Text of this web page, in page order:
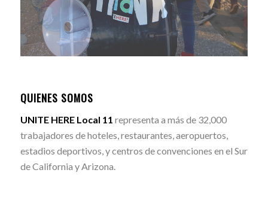
QUIENES SOMOS
UNITE HERE Local 11 representa a más de 32,000
trabajadores de hoteles, restaurantes, aeropuertos,
estadios deportivos, y centros de convenciones en el Sur
de California y Arizona.